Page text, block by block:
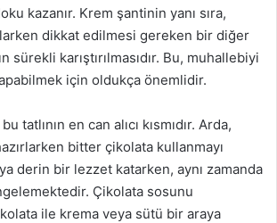
kazanır. Krem şantinin yanı sıra,
dikkat edilmesi gereken bir diğer
sürekli karıştırılmasıdır. Bu, muhallebiyi
için oldukça önemlidir.
tatlının en can alıcı kısmıdır. Arda,
bitter çikolata kullanmayı
derin bir lezzet katarken, aynı zamanda
Çikolata sosunu
ile krema veya sütü bir araya